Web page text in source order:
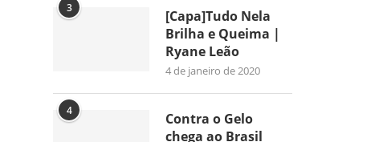
3
[Capa]Tudo Nela
Brilha e Queima |
Ryane Leão
4 de janeiro de 2020
4
Contra o Gelo
chega ao Brasil